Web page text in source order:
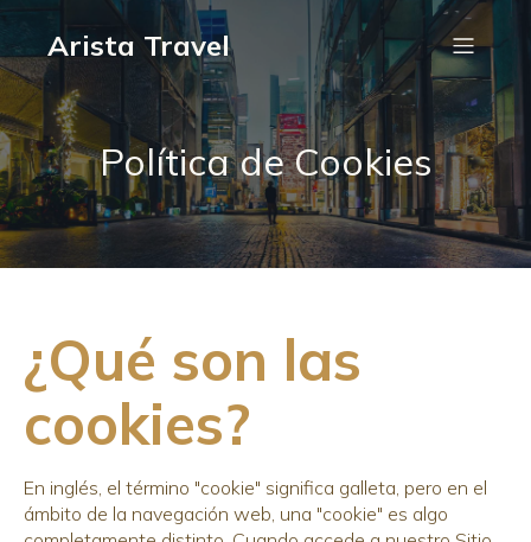
Arista Travel
Política de Cookies
¿Qué son las
cookies?
En inglés, el término "cookie" significa galleta, pero en el
ámbito de la navegación web, una "cookie" es algo